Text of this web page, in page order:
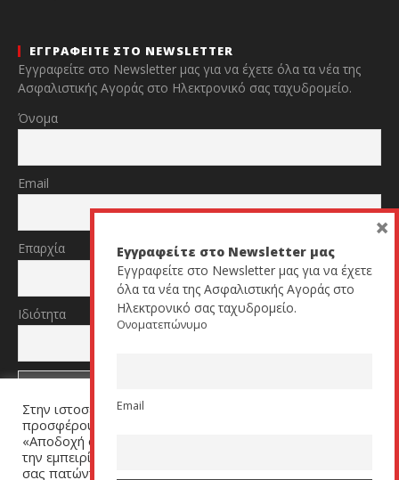
ΕΓΓΡΑΦΕΙΤΕ ΣΤΟ NEWSLETTER
Εγγραφείτε στο Newsletter μας για να έχετε όλα τα νέα της
Ασφαλιστικής Αγοράς στο Ηλεκτρονικό σας ταχυδρομείο.
Όνομα
Email
Επαρχία
Ιδιότητα
TikTok
YouTube
Στην ιστοσελίδα μας χρησιμοποιούμε cookies για να σας
προσφέρουμε μία εξατομικευμένη εμπειρία. Πατήστε
«Αποδοχή όλων» για να μας βοηθήσετε να βελτιώσουμε
την εμπειρία σας. Μπορείτε να αλλάξετε τις ρυθμίσεις
σας πατώντας στον σύνδεσμο (link) «Ρυθμίσεις Cookies».
Εγγραφείτε στο Newsletter μας
Εγγραφείτε στο Newsletter μας για να έχετε
όλα τα νέα της Ασφαλιστικής Αγοράς στο
Ηλεκτρονικό σας ταχυδρομείο.
Ονοματεπώνυμο
Email
×